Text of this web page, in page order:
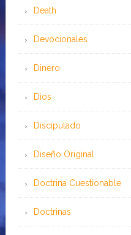
Death
Devocionales
Dinero
Dios
Discipulado
Diseño Original
Doctrina Cuestionable
Doctrinas